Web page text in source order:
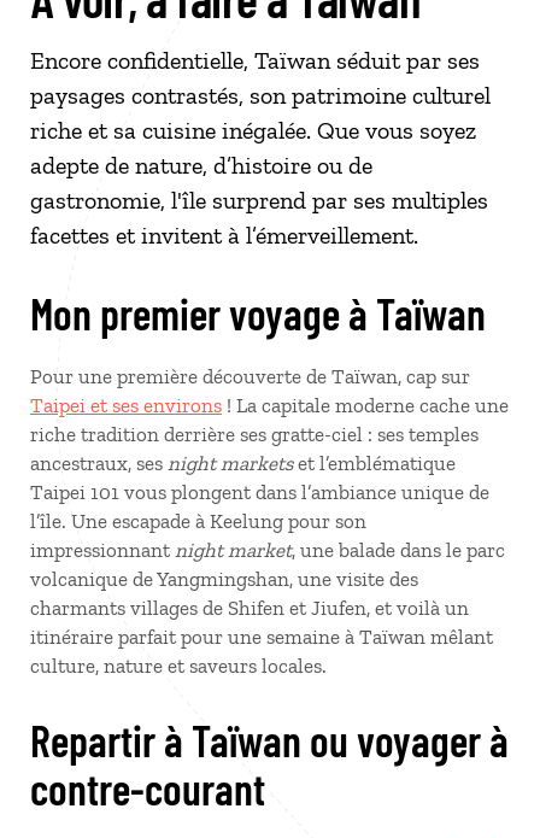
Encore confidentielle, Taïwan séduit par ses
paysages contrastés, son patrimoine culturel
riche et sa cuisine inégalée. Que vous soyez
adepte de nature, d’histoire ou de
gastronomie, l'île surprend par ses multiples
facettes et invitent à l’émerveillement.
Mon premier voyage à Taïwan
Pour une première découverte de Taïwan, cap sur
Taipei et ses environs ! La capitale moderne cache une
riche tradition derrière ses gratte-ciel : ses temples
ancestraux, ses night marketset l’emblématique
Taipei 101 vous plongent dans l’ambiance unique de
l’île. Une escapade à Keelung pour son
impressionnant night market, une balade dans le parc
volcanique de Yangmingshan, une visite des
charmants villages de Shifen et Jiufen, et voilà un
itinéraire parfait pour une semaine à Taïwan mêlant
culture, nature et saveurs locales.
Repartir à Taïwan ou voyager à
contre-courant